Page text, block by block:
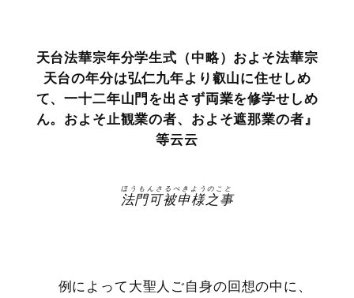
天台法華宗年分学生式（中略）およそ法華宗
天台の年分は弘仁九年より叡山に住せしめ
て、一十二年山門を出さず両業を修学せしめ
ん。およそ止観業の者、およそ遮那業の者』
等云云
法門可被申様之事
ほうもんさるべきようのこと
例によって大聖人ご自身の回想の中に、